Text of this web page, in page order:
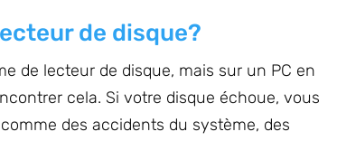
de disque?
de lecteur de disque, mais sur un PC en
cela. Si votre disque échoue, vous
des accidents du système, des